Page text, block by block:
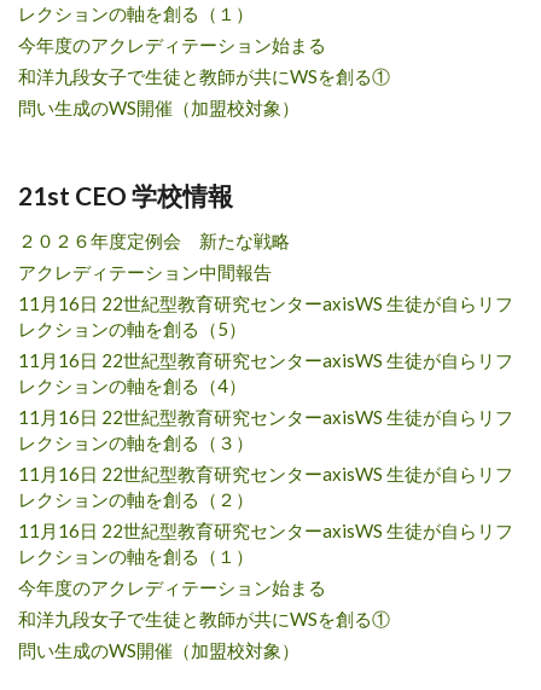
レクションの軸を創る（１）
今年度のアクレディテーション始まる
和洋九段女子で生徒と教師が共にWSを創る①
問い生成のWS開催（加盟校対象）
21st CEO 学校情報
２０２６年度定例会 新たな戦略
アクレディテーション中間報告
11月16日 22世紀型教育研究センターaxisWS 生徒が自らリフ
レクションの軸を創る（5）
11月16日 22世紀型教育研究センターaxisWS 生徒が自らリフ
レクションの軸を創る（4）
11月16日 22世紀型教育研究センターaxisWS 生徒が自らリフ
レクションの軸を創る（３）
11月16日 22世紀型教育研究センターaxisWS 生徒が自らリフ
レクションの軸を創る（２）
11月16日 22世紀型教育研究センターaxisWS 生徒が自らリフ
レクションの軸を創る（１）
今年度のアクレディテーション始まる
和洋九段女子で生徒と教師が共にWSを創る①
問い生成のWS開催（加盟校対象）